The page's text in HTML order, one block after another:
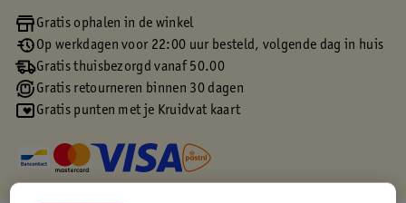
Gratis ophalen in de winkel
Op werkdagen voor 22:00 uur besteld, volgende dag in huis
Gratis thuisbezorgd vanaf 50.00
Gratis retourneren binnen 30 dagen
Gratis punten met je Kruidvat kaart